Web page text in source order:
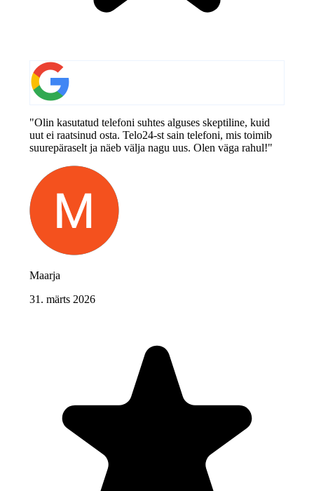
"Olin kasutatud telefoni suhtes alguses skeptiline, kuid
uut ei raatsinud osta. Telo24-st sain telefoni, mis toimib
suurepäraselt ja näeb välja nagu uus. Olen väga rahul!"
Maarja
31. märts 2026